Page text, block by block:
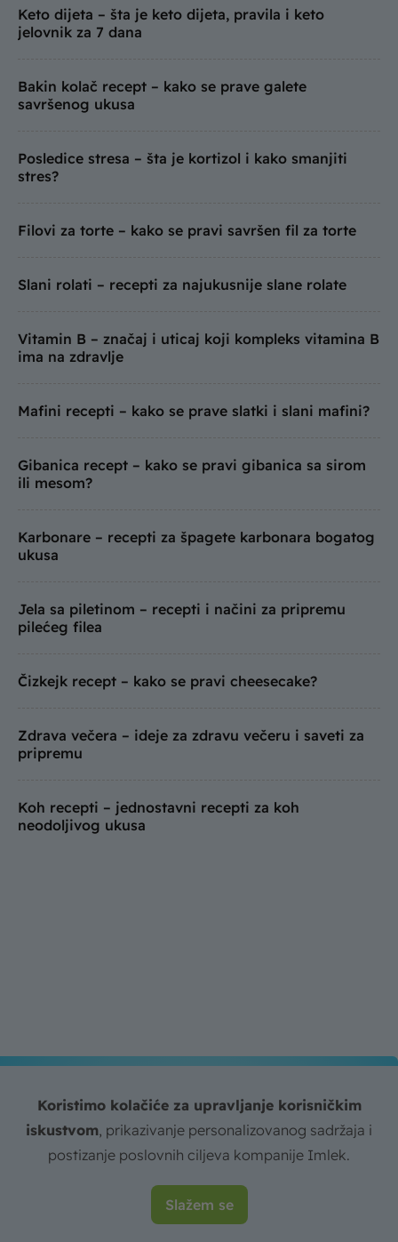
Keto dijeta – šta je keto dijeta, pravila i keto
jelovnik za 7 dana
Bakin kolač recept – kako se prave galete
savršenog ukusa
Posledice stresa – šta je kortizol i kako smanjiti
stres?
Filovi za torte – kako se pravi savršen fil za torte
Slani rolati – recepti za najukusnije slane rolate
Vitamin B – značaj i uticaj koji kompleks vitamina B
ima na zdravlje
Mafini recepti – kako se prave slatki i slani mafini?
Gibanica recept – kako se pravi gibanica sa sirom
ili mesom?
Karbonare – recepti za špagete karbonara bogatog
ukusa
Jela sa piletinom – recepti i načini za pripremu
pilećeg filea
Čizkejk recept – kako se pravi cheesecake?
Zdrava večera – ideje za zdravu večeru i saveti za
pripremu
Koh recepti – jednostavni recepti za koh
neodoljivog ukusa
Prijavite se za Imlek
newsletter!
Prvi saznajte vesti i pročitajte sve o proizvodima
Koristimo kolačiće za upravljanje korisničkim
iskustvom, prikazivanje personalizovanog sadržaja i
postizanje poslovnih ciljeva kompanije Imlek.
Slažem se